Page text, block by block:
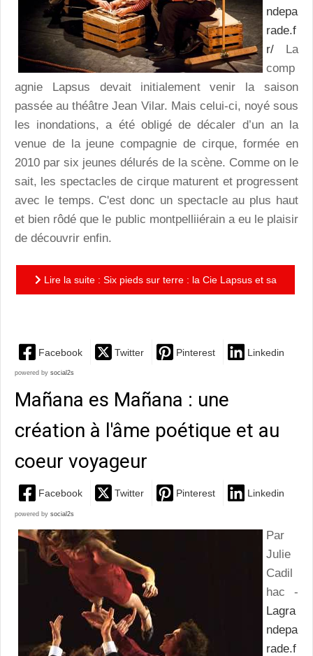
ndepa
rade.f
r/ La
comp
agnie Lapsus devait initialement venir la saison
passée au théâtre Jean Vilar. Mais celui-ci, noyé sous
les inondations, a été obligé de décaler d’un an la
venue de la jeune compagnie de cirque, formée en
2010 par six jeunes délurés de la scène. Comme on le
sait, les spectacles de cirque maturent et progressent
avec le temps. C'est donc un spectacle au plus haut
et bien rôdé que le public montpelliiérain a eu le plaisir
de découvrir enfin.
Lire la suite : Six pieds sur terre : la Cie Lapsus et sa
Facebook Twitter Pinterest Linkedin
powered by social2s
Mañana es Mañana : une
création à l'âme poétique et au
coeur voyageur
Facebook Twitter Pinterest Linkedin
powered by social2s
Par
Julie
Cadil
hac -
Lagra
ndepa
rade.f